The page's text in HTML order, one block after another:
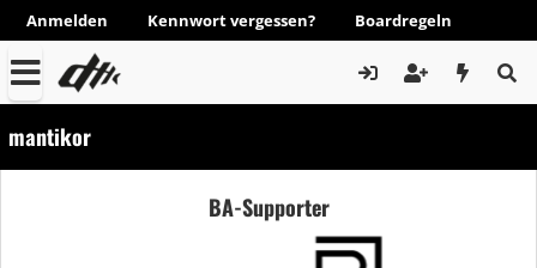
Anmelden Kennwort vergessen? Boardregeln
mantikor
BA-Supporter